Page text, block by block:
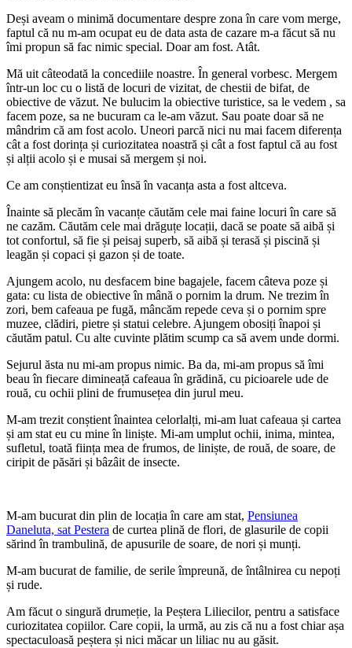
Deși aveam o minimă documentare despre zona în care vom merge,
faptul că nu m-am ocupat eu de data asta de cazare m-a făcut să nu
îmi propun să fac nimic special. Doar am fost. Atât.
Mă uit câteodată la concediile noastre. În general vorbesc. Mergem
într-un loc cu o listă de locuri de vizitat, de chestii de bifat, de
obiective de văzut. Ne bulucim la obiective turistice, sa le vedem , sa
facem poze, sa ne bucuram ca le-am văzut. Sau poate doar să ne
mândrim că am fost acolo. Uneori parcă nici nu mai facem diferența
cât a fost dorința și curiozitatea noastră și cât a fost faptul că au fost
și alții acolo și e musai să mergem și noi.
Ce am conștientizat eu însă în vacanța asta a fost altceva.
Înainte să plecăm în vacanțe căutăm cele mai faine locuri în care să
ne cazăm. Căutăm cele mai drăguțe locații, dacă se poate să aibă și
tot confortul, să fie și peisaj superb, să aibă și terasă și piscină și
leagăn și copaci și gazon și de toate.
Ajungem acolo, nu desfacem bine bagajele, facem câteva poze și
gata: cu lista de obiective în mână o pornim la drum. Ne trezim în
zori, bem cafeaua pe fugă, mâncăm repede ceva și o pornim spre
muzee, clădiri, pietre și statui celebre. Ajungem obosiți înapoi și
căutăm patul. Cu alte cuvinte plătim scump ca să avem unde dormi.
Sejurul ăsta nu mi-am propus nimic. Ba da, mi-am propus să îmi
beau în fiecare dimineață cafeaua în grădină, cu picioarele ude de
rouă, cu ochii plini de frumusețea din jurul meu.
M-am trezit conștient înaintea celorlalți, mi-am luat cafeaua și cartea
și am stat eu cu mine în liniște. Mi-am umplut ochii, inima, mintea,
sufletul, toată ființa mea de frumos, de liniște, de rouă, de soare, de
ciripit de păsări și bâzâit de insecte.
M-am bucurat din plin de locația în care am stat, Pensiunea
Daneluta, sat Pestera de curtea plină de flori, de glasurile de copii
sărind în trambulină, de apusurile de soare, de nori și munți.
M-am bucurat de familie, de serile împreună, de întâlnirea cu nepoți
și rude.
Am făcut o singură drumeție, la Peștera Liliecilor, pentru a satisface
curiozitatea copiilor. Care copii, la urmă, au zis că nu a fost chiar așa
spectaculoasă peștera și nici măcar un liliac nu au găsit.